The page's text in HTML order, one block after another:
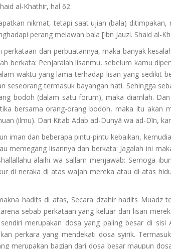
al-Khathir, hal 62.
nikmat, tetapi saat ujian (bala) ditimpakan,
perang melawan bala [Ibn Jauzi. Shaid al-
dari perbuatannya, maka banyak
berkata: Penjaralah lisanmu, sebelum kamu
waktu yang lama terhadap lisan yang sedikit
seseorang termasuk bayangan hati. Sehingga
bodoh (dalam satu forum), maka diamlah.
bersama orang-orang bodoh, maka itu akan
(ilmu). Dari Kitab Adab ad-Dunyā wa ad-Dīn,
iman dan beberapa pintu-pintu kebaikan,
memegang lisannya dan berkata: Jagalah ini
alaihi wa sallam menjawab: Semoga
di neraka di atas wajah mereka atau di atas
hadits di atas, Secara dzahir hadits Muadz
sebab perkataan yang keluar dari lisan
merupakan dosa yang paling besar di sisi
perkara yang mendekati dosa syirik.
merupakan bagian dari dosa besar maupun